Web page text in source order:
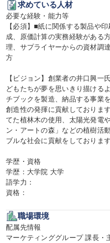
求めている人材
必要な経験・能力等
【必須】■紙に関係する製品や
成、原価計算の実務経験がある
理、サプライヤーからの資材調
方
【ビジョン】創業者の井口興一
どもたちが夢を思いきり描ける
チブックを製造、納品する事業
創造性の発揮に貢献しておりま
てた植林木の使用、太陽光発電
ン・アートの森」などの植樹活
ブルな社会に貢献をしております
学歴・資格
学歴：大学院 大学
語学力：
資格：
職場環境
配属先情報
マーケティンググループ 課長・